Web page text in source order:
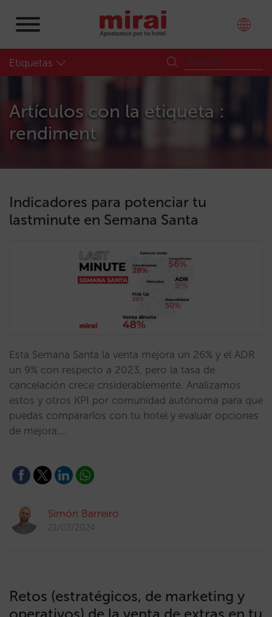
Etiquetas
Artículos con la etiqueta :
rendiment
Indicadores para potenciar tu
lastminute en Semana Santa
Esta Semana Santa la venta mejora un 26% y el ADR
un 9% con respecto a 2023, pero la tasa de
cancelación crece cnsiderablemente. Analizamos
estos y otros KPI por comunidad autónoma para que
puedas compararlos con tu hotel y evaluar opciones
de mejora.…
Simón Barreiro
21/03/2024
Retos (estratégicos, de marketing y